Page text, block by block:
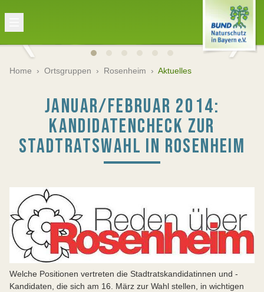
Home › Ortsgruppen › Rosenheim › Aktuelles
JANUAR/FEBRUAR 2014:
KANDIDATENCHECK ZUR
STADTRATSWAHL IN ROSENHEIM
Welche Positionen vertreten die Stadtratskandidatinnen und -
Kandidaten, die sich am 16. März zur Wahl stellen, in wichtigen